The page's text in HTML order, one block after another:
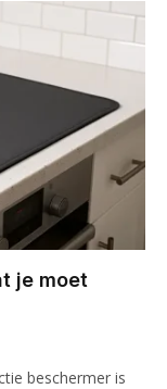
je moet
beschermer is